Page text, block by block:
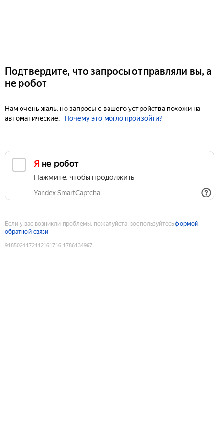
Подтвердите, что запросы отправляли вы, а
не робот
Нам очень жаль, но запросы с вашего устройства похожи на
автоматические.
Почему это могло произойти?
Я не робот
Нажмите, чтобы продолжить
Yandex SmartCaptcha
Если у вас возникли проблемы, пожалуйста, воспользуйтесьформой
обратной связи
9185024172112161716:1786134967